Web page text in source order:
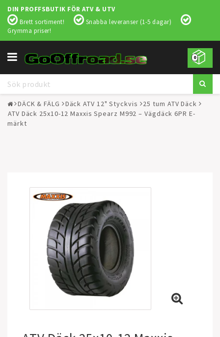
DIN PROFFSBUTIK FÖR ATV & UTV
Brett sortiment!
Snabba leveranser (1-5 dagar)
Grymma priser!
0
Toggle
navigation
DÄCK & FÄLG Däck ATV 12" Styckvis
25 tum ATV Däck
ATV Däck 25x10-12 Maxxis Spearz M992 – Vägdäck 6PR E-
märkt